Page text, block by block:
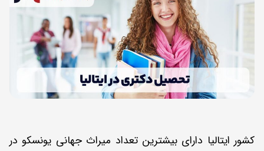
کشور ایتالیا دارای بیشترین تعداد میراث جهانی یونسکو در